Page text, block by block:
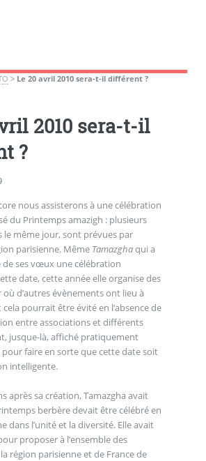
> Le 20 avril 2010 sera-t-il différent ?
2010 sera-t-il
?
nous assisterons à une célébration
du Printemps amazigh : plusieurs
le même jour, sont prévues par
parisienne. Même Tamazghaqui a
ses vœux une célébration
date, cette année elle organise des
d’autres évènements ont lieu à
pourrait être évité en l’absence de
entre associations et différents
jusque-là, affiché pratiquement
faire en sorte que cette date soit
intelligente.
après sa création, Tamazgha avait
berbère devait être célébré en
dans l’unité et la diversité. Elle avait
proposer à l’ensemble des
région parisienne et de France de